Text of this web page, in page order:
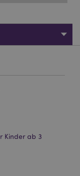
Kinder ab 3